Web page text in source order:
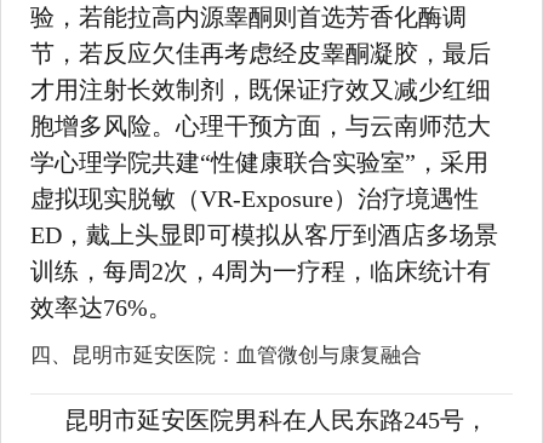
验，若能拉高内源睾酮则首选芳香化酶调
节，若反应欠佳再考虑经皮睾酮凝胶，最后
才用注射长效制剂，既保证疗效又减少红细
胞增多风险。心理干预方面，与云南师范大
学心理学院共建“性健康联合实验室”，采用
虚拟现实脱敏（VR-Exposure）治疗境遇性
ED，戴上头显即可模拟从客厅到酒店多场景
训练，每周2次，4周为一疗程，临床统计有
效率达76%。
四、昆明市延安医院：血管微创与康复融合
昆明市延安医院男科在人民东路245号，